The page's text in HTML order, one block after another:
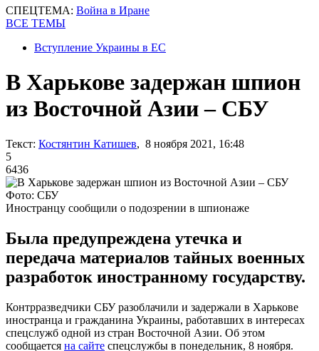
СПЕЦТЕМА: Война в Иране
ВСЕ ТЕМЫ
Вступление Украины в ЕС
В Харькове задержан шпион
из Восточной Азии – СБУ
Текст: Костянтин Катишев, 8 ноября 2021, 16:48
5
6436
Фото: СБУ
Иностранцу сообщили о подозрении в шпионаже
Была предупреждена утечка и
передача материалов тайных военных
разработок иностранному государству.
Контрразведчики СБУ разоблачили и задержали в Харькове
иностранца и гражданина Украины, работавших в интересах
спецслужб одной из стран Восточной Азии. Об этом
сообщается на сайте спецслужбы в понедельник, 8 ноября.